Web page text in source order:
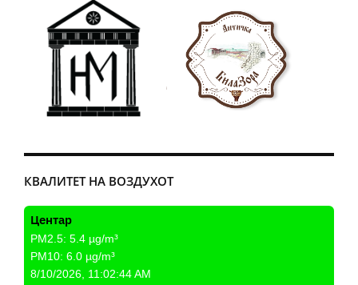
КВАЛИТЕТ НА ВОЗДУХОТ
Центар
PM2.5: 5.4 µg/m³
PM10: 6.0 µg/m³
8/10/2026, 11:02:44 AM